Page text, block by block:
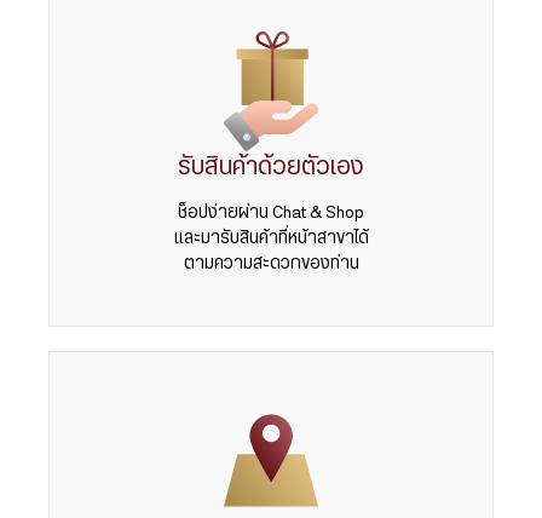
รับสินค้าด้วยตัวเอง
ช็อปง่ายผ่าน Chat & Shop
และมารับสินค้าที่หน้าสาขาได้
ตามความสะดวกของท่าน